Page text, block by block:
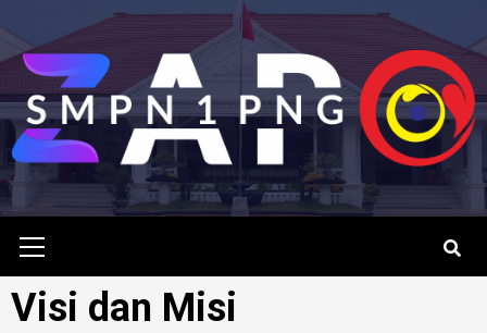
content
Menu
Visi dan Misi